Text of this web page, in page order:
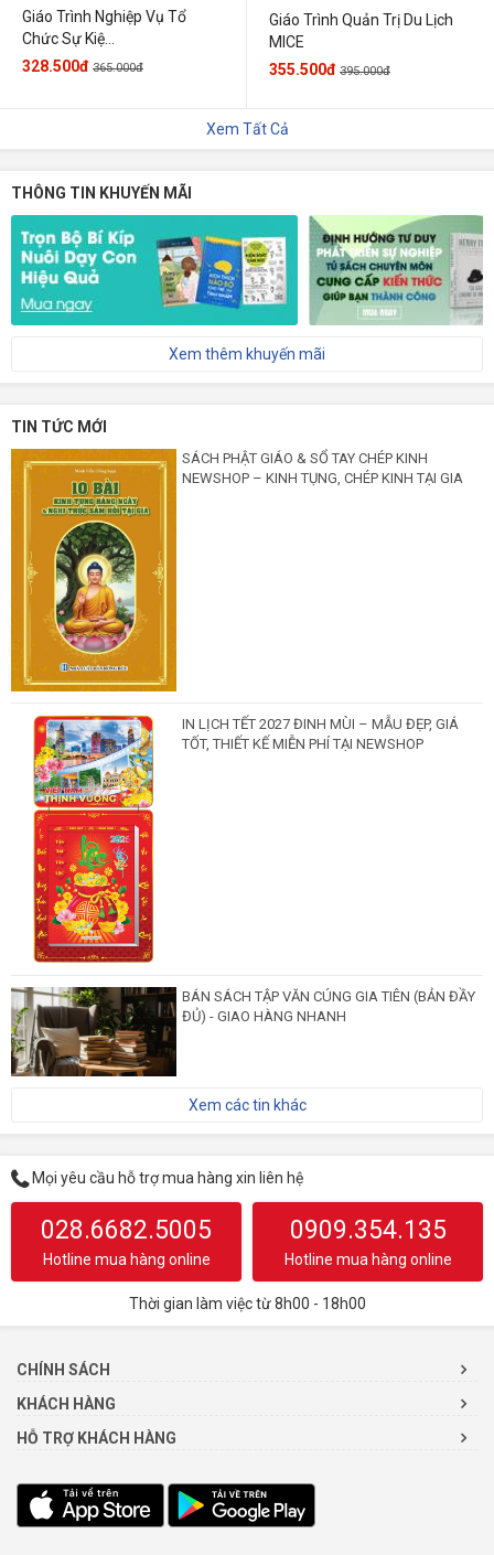
Giáo Trình Nghiệp Vụ Tổ
Chức Sự Kiệ...
328.500đ 365.000đ
Giáo Trình Quản Trị Du Lịch
MICE
355.500đ 395.000đ
Xem Tất Cả
THÔNG TIN KHUYẾN MÃI
Xem thêm khuyến mãi
TIN TỨC MỚI
SÁCH PHẬT GIÁO & SỔ TAY CHÉP KINH
NEWSHOP – KINH TỤNG, CHÉP KINH TẠI GIA
IN LỊCH TẾT 2027 ĐINH MÙI – MẪU ĐẸP, GIÁ
TỐT, THIẾT KẾ MIỄN PHÍ TẠI NEWSHOP
BÁN SÁCH TẬP VĂN CÚNG GIA TIÊN (BẢN ĐẦY
ĐỦ) - GIAO HÀNG NHANH
Xem các tin khác
Mọi yêu cầu hỗ trợ mua hàng xin liên hệ
028.6682.5005
Hotline mua hàng online
0909.354.135
Hotline mua hàng online
Thời gian làm việc từ 8h00 - 18h00
CHÍNH SÁCH
KHÁCH HÀNG
HỖ TRỢ KHÁCH HÀNG